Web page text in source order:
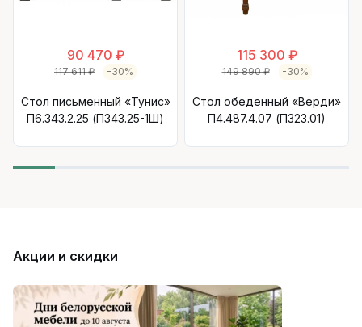
90 470 ₽
117 611 ₽ -30%
Стол письменный «Тунис»
П6.343.2.25 (П343.25-1Ш)
115 300 ₽
149 890 ₽ -30%
Стол обеденный «Верди»
П4.487.4.07 (П323.01)
Акции и скидки